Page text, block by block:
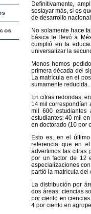
Definitivamente,
soslayar más, si es
de desarrollo
No solamente hace
básica le llevó a
cumplió en la
universalizar la
Menos hemos
primera década del
La matrícula en el
sumamente reducida.
En cifras redondas,
14 mil correspondían
mil 600
estudiantes: 40 mil
en doctorado (10 por
Esto es, en el
referencia que en
advertimos las cifras
por un factor de 12
especializaciones
partió la matrícula del
La distribución por
dos áreas: ciencias
por ciento en
4 por ciento en